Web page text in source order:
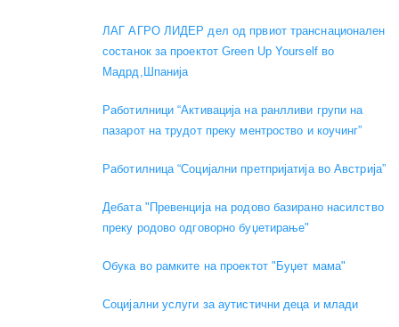
ЛАГ АГРО ЛИДЕР дел од првиот транснационален
состанок за проектот Green Up Yourself во
Мадрд,Шпанија
Работилници “Активација на ранлливи групи на
пазарот на трудот преку ментроство и коучинг”
Работилница “Социјални претпријатија во Австрија”
Дебата "Превенција на родово базирано насилство
преку родово одговорно буџетирање"
Обука во рамките на проектот "Буџет мама"
Социјални услуги за аутистични деца и млади